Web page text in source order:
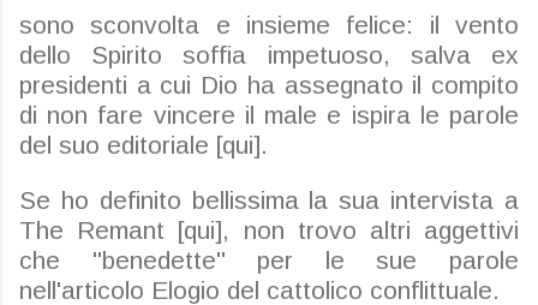
sono sconvolta e insieme felice: il vento
dello Spirito soffia impetuoso, salva ex
presidenti a cui Dio ha assegnato il compito
di non fare vincere il male e ispira le parole
del suo editoriale [qui].
Se ho definito bellissima la sua intervista a
The Remant [qui], non trovo altri aggettivi
che "benedette" per le sue parole
nell'articolo Elogio del cattolico conflittuale.